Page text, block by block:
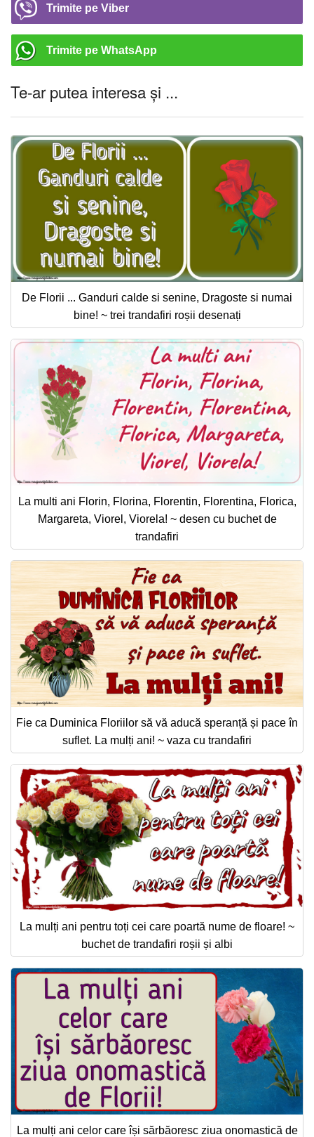
Trimite pe Viber
Trimite pe WhatsApp
Te-ar putea interesa și ...
De Florii ... Ganduri calde si senine, Dragoste si numai
bine! ~ trei trandafiri roșii desenați
La multi ani Florin, Florina, Florentin, Florentina, Florica,
Margareta, Viorel, Viorela! ~ desen cu buchet de
trandafiri
Fie ca Duminica Floriilor să vă aducă speranță și pace în
suflet. La mulți ani! ~ vaza cu trandafiri
La mulți ani pentru toți cei care poartă nume de floare! ~
buchet de trandafiri roșii și albi
La mulți ani celor care își sărbăoresc ziua onomastică de